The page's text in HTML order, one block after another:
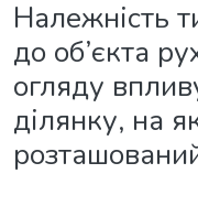
Належність
до об’єкта
огляду
ділянку, на